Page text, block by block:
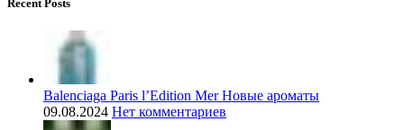
Recent Posts
Balenciaga Paris l’Edition Mer Новые ароматы
09.08.2024 Нет комментариев